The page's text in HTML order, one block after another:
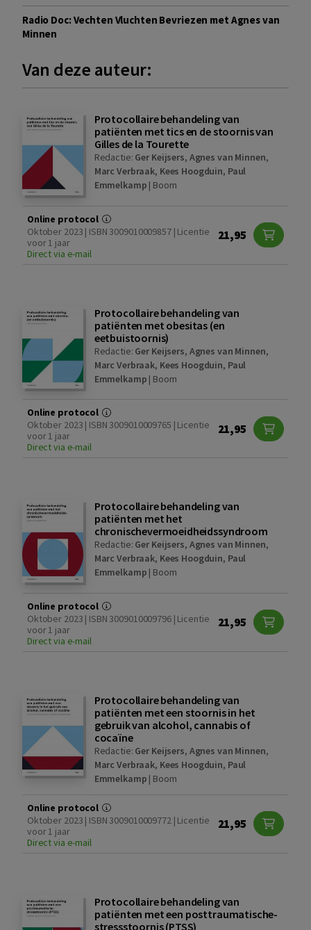
Radio Doc: Vechten Vluchten Bevriezen met Agnes van
Minnen
Van deze auteur:
Protocollaire behandeling van
patiënten met tics en de stoornis van
Gilles de la Tourette
Redactie: Ger Keijsers, Agnes van Minnen,
Marc Verbraak, Kees Hoogduin, Paul
Emmelkamp | Boom
Online protocol
Oktober 2023 | ISBN 3009010009857 | Licentie
voor 1 jaar
Direct via e-mail
21,95
Protocollaire behandeling van
patiënten met obesitas (en
eetbuistoornis)
Redactie: Ger Keijsers, Agnes van Minnen,
Marc Verbraak, Kees Hoogduin, Paul
Emmelkamp | Boom
Online protocol
Oktober 2023 | ISBN 3009010009765 | Licentie
voor 1 jaar
Direct via e-mail
21,95
Protocollaire behandeling van
patiënten met het
chronischevermoeidheidssyndroom
Redactie: Ger Keijsers, Agnes van Minnen,
Marc Verbraak, Kees Hoogduin, Paul
Emmelkamp | Boom
Online protocol
Oktober 2023 | ISBN 3009010009796 | Licentie
voor 1 jaar
Direct via e-mail
21,95
Protocollaire behandeling van
patiënten met een stoornis in het
gebruik van alcohol, cannabis of
cocaïne
Redactie: Ger Keijsers, Agnes van Minnen,
Marc Verbraak, Kees Hoogduin, Paul
Emmelkamp | Boom
Online protocol
Oktober 2023 | ISBN 3009010009772 | Licentie
voor 1 jaar
Direct via e-mail
21,95
Protocollaire behandeling van
patiënten met een posttraumatische-
stressstoornis (PTSS)